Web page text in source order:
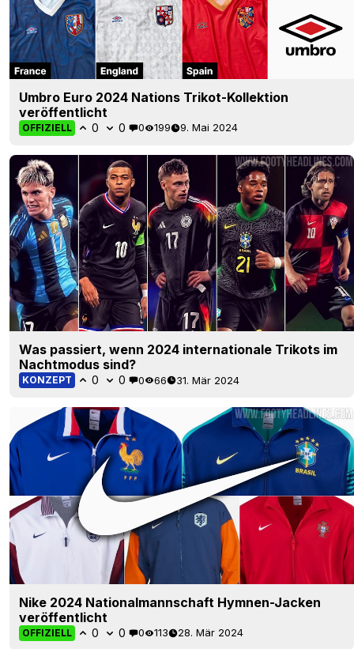
Umbro Euro 2024 Nations Trikot-Kollektion
veröffentlicht
OFFIZIELL 0 0 0 199 9. Mai 2024
Was passiert, wenn 2024 internationale Trikots im
Nachtmodus sind?
KONZEPT 0 0 0 66 31. Mär 2024
Nike 2024 Nationalmannschaft Hymnen-Jacken
veröffentlicht
OFFIZIELL 0 0 0 113 28. Mär 2024